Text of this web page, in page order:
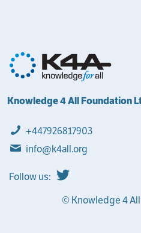
Knowledge 4 All Foundation
+447926817903
info@k4all.org
Follow us:
© Knowledge 4